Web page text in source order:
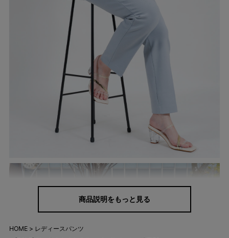
商品説明をもっと見る
HOME
レディースパンツ